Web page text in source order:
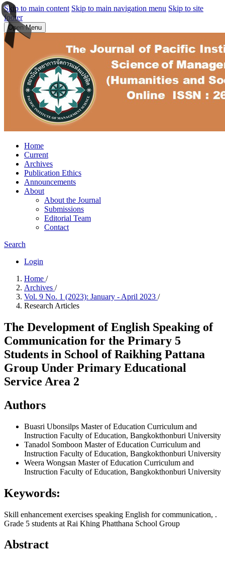
Skip to main content Skip to main navigation menu Skip to site
footer
Open Menu
Home
Current
Archives
Publication Ethics
Announcements
About
About the Journal
Submissions
Editorial Team
Contact
Search
Login
Home /
Archives /
Vol. 9 No. 1 (2023): January - April 2023 /
Research Articles
The Development of English Speaking of
Communication for the Primary 5
Students in School of Raikhing Pattana
Group Under Primary Educational
Service Area 2
Authors
Buasri Ubonsilps Master of Education Curriculum and
Instruction Faculty of Education, Bangkokthonburi University
Tanadol Somboon Master of Education Curriculum and
Instruction Faculty of Education, Bangkokthonburi University
Weera Wongsan Master of Education Curriculum and
Instruction Faculty of Education, Bangkokthonburi University
Keywords:
Skill enhancement exercises speaking English for communication, .
Grade 5 students at Rai Khing Phatthana School Group
Abstract